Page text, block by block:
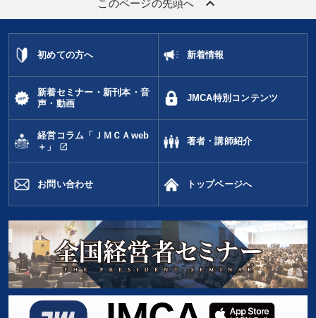
このページの先頭へ keyboard_arrow_up
初めての方へ 新着情報
新着セミナー・新刊本・音
声・動画
JMCA特別コンテンツ
経営コラム「ＪＭＣＡweb
＋」
open_in_new
著者・講師紹介
お問い合わせ トップページへ